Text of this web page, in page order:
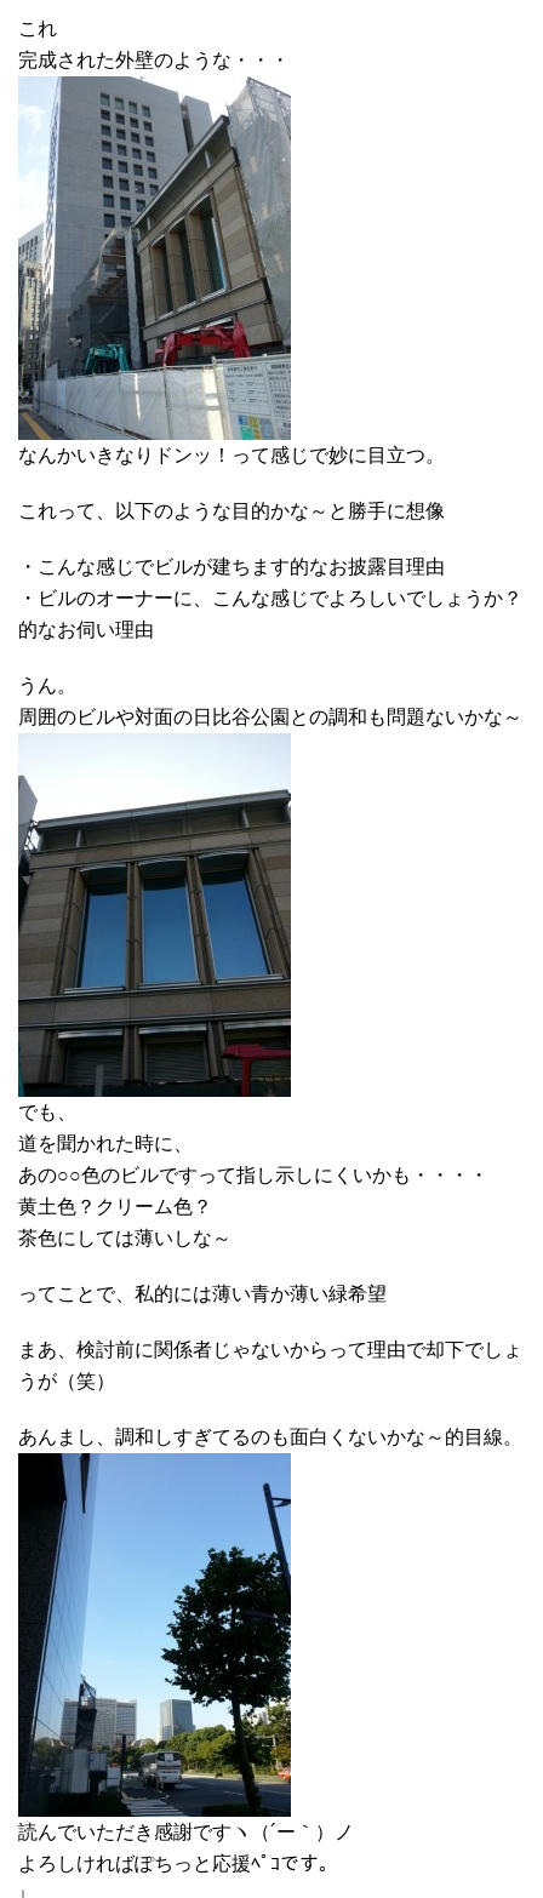
これ
完成された外壁のような・・・
なんかいきなりドンッ！って感じで妙に目立つ。
これって、以下のような目的かな～と勝手に想像
・こんな感じでビルが建ちます的なお披露目理由
・ビルのオーナーに、こんな感じでよろしいでしょうか？
的なお伺い理由
うん。
周囲のビルや対面の日比谷公園との調和も問題ないかな～
でも、
道を聞かれた時に、
あの○○色のビルですって指し示しにくいかも・・・・
黄土色？クリーム色？
茶色にしては薄いしな～
ってことで、私的には薄い青か薄い緑希望
まあ、検討前に関係者じゃないからって理由で却下でしょ
うが（笑）
あんまし、調和しすぎてるのも面白くないかな～的目線。
読んでいただき感謝ですヽ（´ー｀）ノ
よろしければぽちっと応援ﾍﾟｺです。